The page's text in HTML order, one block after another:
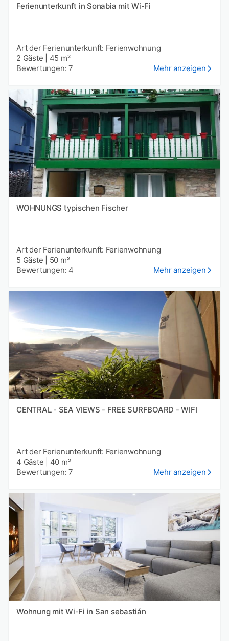
Ferienunterkunft in Sonabia mit Wi-Fi
Art der Ferienunterkunft: Ferienwohnung
2 Gäste
45 m²
Bewertungen: 7
Mehr anzeigen
WOHNUNGS typischen Fischer
Art der Ferienunterkunft: Ferienwohnung
5 Gäste
50 m²
Bewertungen: 4
Mehr anzeigen
CENTRAL - SEA VIEWS - FREE SURFBOARD - WIFI
Art der Ferienunterkunft: Ferienwohnung
4 Gäste
40 m²
Bewertungen: 7
Mehr anzeigen
Wohnung mit Wi-Fi in San sebastián